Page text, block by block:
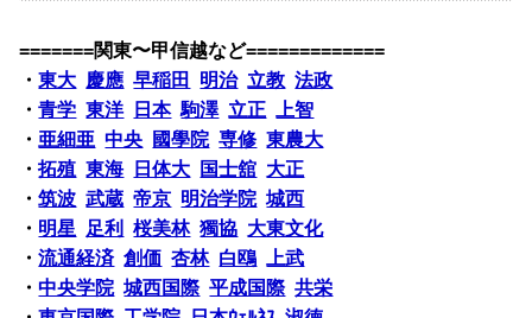
=======関東〜甲信越など=============
・東大 慶應 早稲田 明治 立教 法政
・青学 東洋 日本 駒澤 立正 上智
・亜細亜 中央 國學院 専修 東農大
・拓殖 東海 日体大 国士舘 大正
・筑波 武蔵 帝京 明治学院 城西
・ 明星 足利 桜美林 獨協 大東文化
・流通経済 創価 杏林 白鴎 上武
・中央学院 城西国際 平成国際 共栄